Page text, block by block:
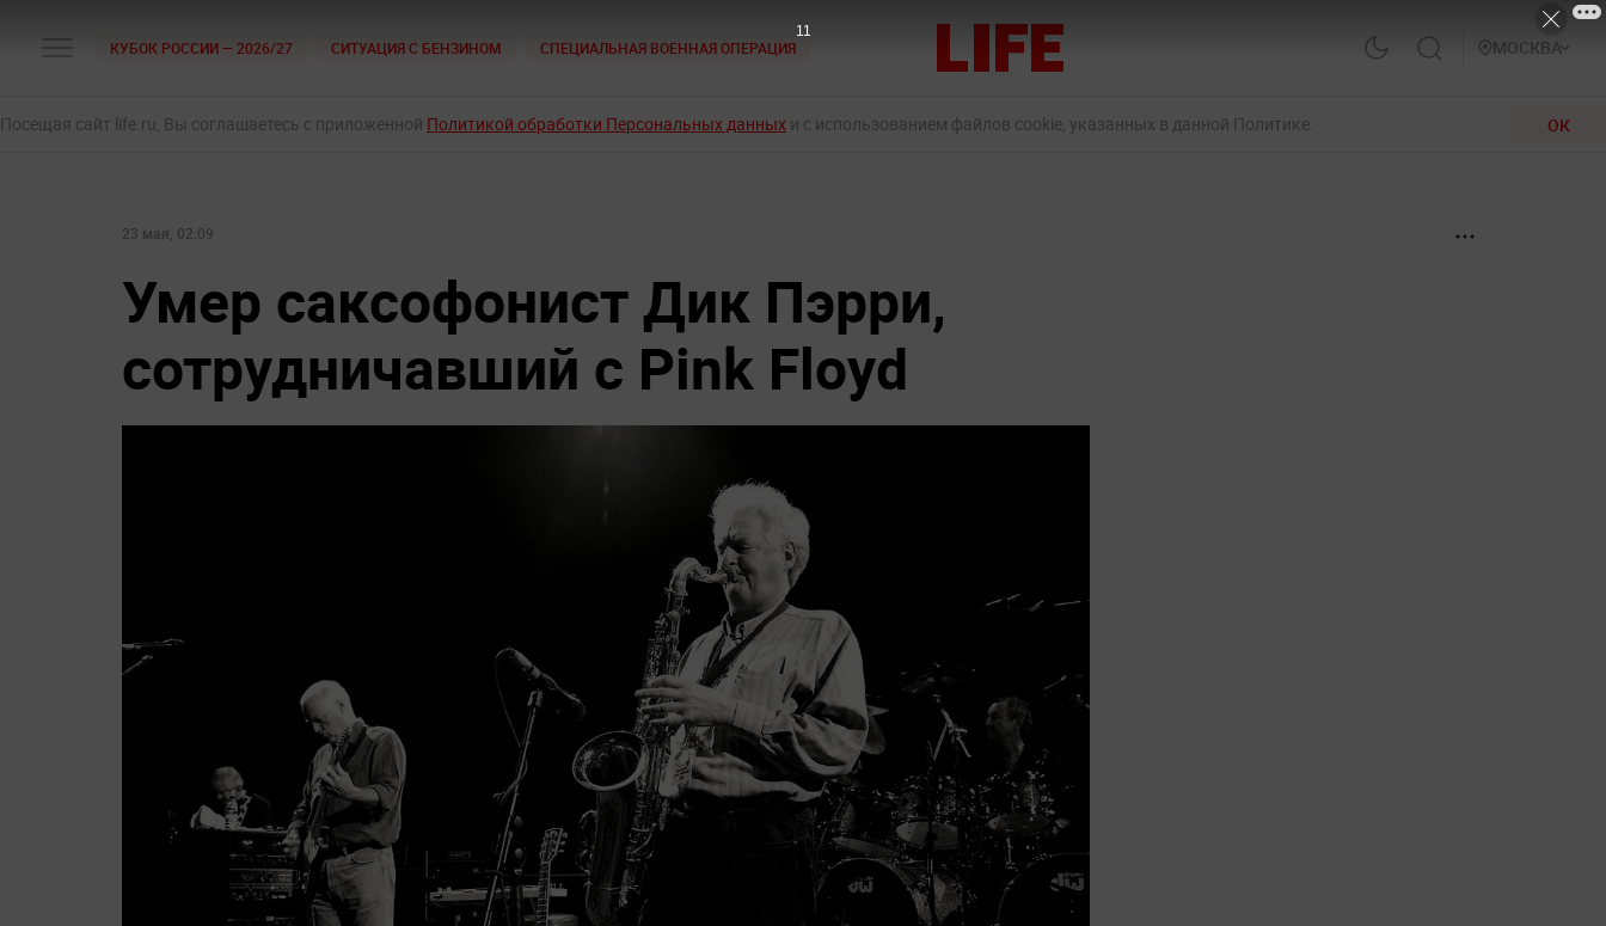
КУБОК РОССИИ — 2026/27 СИТУАЦИЯ С БЕНЗИНОМ СПЕЦИАЛЬНАЯ ВОЕННАЯ ОПЕРАЦИЯ МОСКВА
Посещая сайт life.ru, Вы соглашаетесь с приложенной Политикой обработки Персональных данных и с использованием файлов cookie, указанных в данной Политике. ОК
23 мая, 02:09
Умер саксофонист Дик Пэрри,
сотрудничавший с Pink Floyd
10